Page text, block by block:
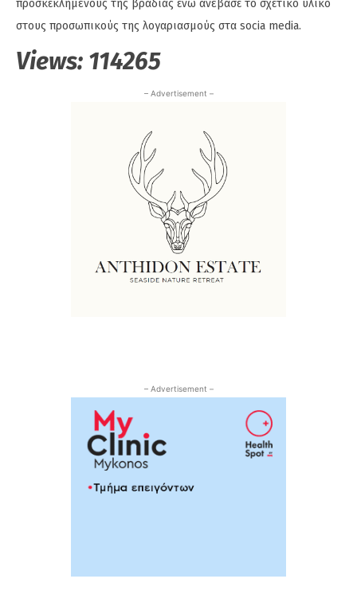
προσκεκλημένους της βραδιάς ενώ ανέβασε το σχετικό υλικό
στους προσωπικούς της λογαριασμούς στα socia media.
Views: 114265
– Advertisement –
– Advertisement –